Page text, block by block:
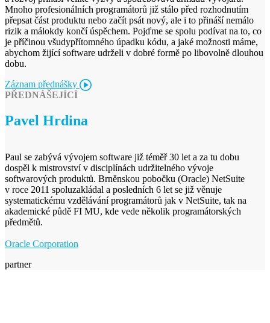
Mnoho profesionálních programátorů již stálo před rozhodnutím
přepsat část produktu nebo začít psát nový, ale i to přináší nemálo
rizik a málokdy končí úspěchem. Pojďme se spolu podívat na to, co
je příčinou všudypřítomného úpadku kódu, a jaké možnosti máme,
abychom žijící software udrželi v dobré formě po libovolně dlouhou
dobu.
Záznam přednášky
PŘEDNÁŠEJÍCÍ
Pavel Hrdina
Paul se zabývá vývojem software již téměř 30 let a za tu dobu
dospěl k mistrovství v disciplínách udržitelného vývoje
softwarových produktů. Brněnskou pobočku (Oracle) NetSuite
v roce 2011 spoluzakládal a posledních 6 let se již věnuje
systematickému vzdělávání programátorů jak v NetSuite, tak na
akademické půdě FI MU, kde vede několik programátorských
předmětů.
Oracle Corporation
partner